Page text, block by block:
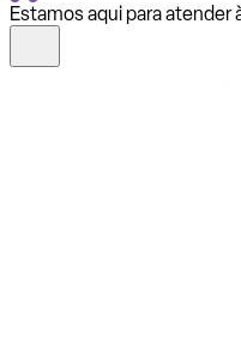
Estamos aqui para atender